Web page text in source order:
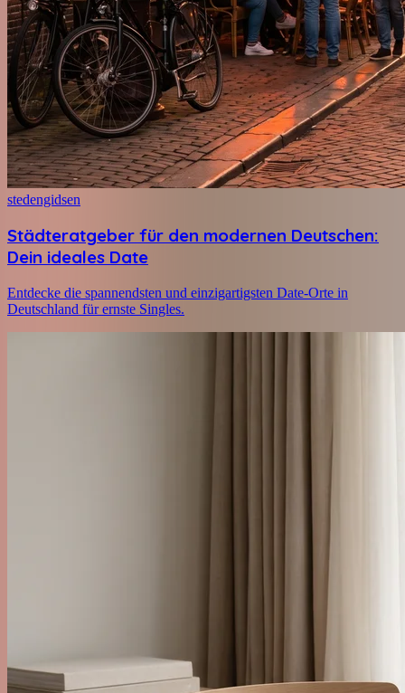
stedengidsen
Städteratgeber für den modernen Deutschen:
Dein ideales Date
Entdecke die spannendsten und einzigartigsten Date-Orte in
Deutschland für ernste Singles.